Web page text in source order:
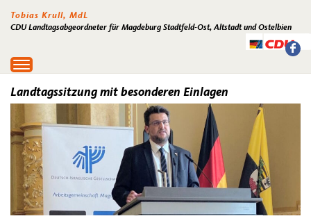
Tobias Krull, MdL
CDU Landtagsabgeordneter für Magdeburg Stadtfeld-Ost, Altstadt und Ostelbien
Toggle
navigation
Landtagssitzung mit besonderen Einlagen